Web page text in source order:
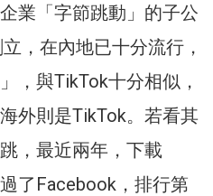
業「字節跳動」的子公
，在內地已十分流行，
，與TikTok十分相似，
外則是TikTok。若看其
，最近兩年，下載
了Facebook，排行第